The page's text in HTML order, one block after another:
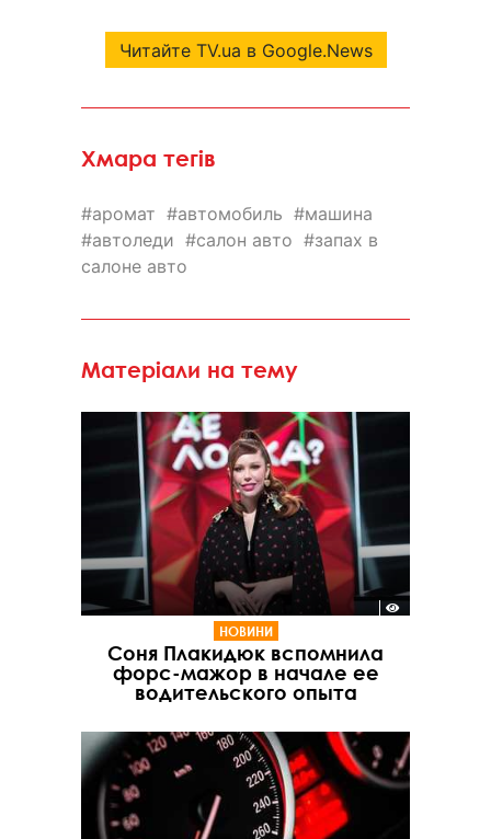
Читайте TV.ua в Google.News
Хмара тегів
аромат автомобиль
машина
автоледи
салон авто
запах в
салоне авто
Матеріали на тему
НОВИНИ
Соня Плакидюк вспомнила
форс-мажор в начале ее
водительского опыта